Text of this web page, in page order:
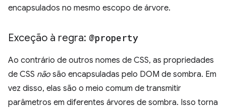
encapsulados no mesmo escopo de árvore.
Exceção à regra: @property
Ao contrário de outros nomes de CSS, as propriedades
de CSS não são encapsuladas pelo DOM de sombra. Em
vez disso, elas são o meio comum de transmitir
parâmetros em diferentes árvores de sombra. Isso torna